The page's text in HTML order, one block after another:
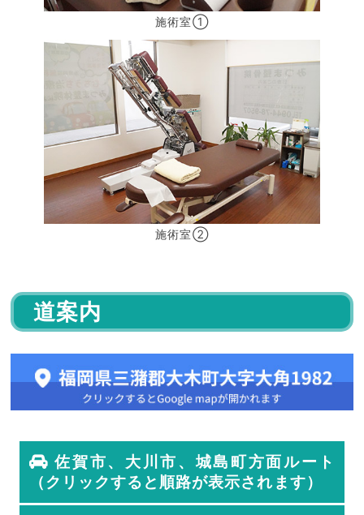
施術室①
施術室②
道案内
佐賀市、大川市、城島町方面ルート
（クリックすると順路が表示されます）